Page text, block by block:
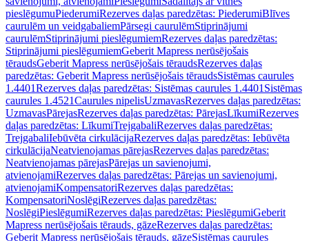
pieslēgumuPiederumiRezerves daļas paredzētas: PiederumiBlīves
caurulēm un veidgabaliemPārsegi caurulēmStiprinājumi
caurulēmStiprinājumi pieslēgumiemRezerves daļas paredzētas:
Stiprinājumi pieslēgumiemGeberit Mapress nerūsējošais
tēraudsGeberit Mapress nerūsējošais tēraudsRezerves daļas
paredzētas: Geberit Mapress nerūsējošais tēraudsSistēmas caurules
1.4401Rezerves daļas paredzētas: Sistēmas caurules 1.4401 Sistēmas
caurules 1.4521Caurules nipelisUzmavasRezerves daļas paredzētas:
UzmavasPārejasRezerves daļas paredzētas: PārejasLīkumiRezerves
daļas paredzētas: LīkumiTrejgabaliRezerves daļas paredzētas:
TrejgabaliIebūvēta cirkulācijaRezerves daļas paredzētas: Iebūvēta
cirkulācijaNeatvienojamas pārejasRezerves daļas paredzētas:
Neatvienojamas pārejasPārejas un savienojumi,
atvienojamiRezerves daļas paredzētas: Pārejas un savienojumi,
atvienojamiKompensatoriRezerves daļas paredzētas:
KompensatoriNoslēgiRezerves daļas paredzētas:
NoslēgiPieslēgumiRezerves daļas paredzētas: PieslēgumiGeberit
Mapress nerūsējošais tērauds, gāzeRezerves daļas paredzētas:
Geberit Mapress nerūsējošais tērauds, gāzeSistēmas caurules